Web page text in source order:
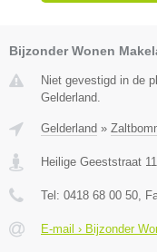
Bijzonder Wonen
Niet gevestigd in de
Gelderland.
Gelderland »
Heilige Geeststraat 11
Tel: 0418 68 00 50 ,
E-mail › Bijzonder